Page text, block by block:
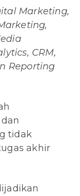
Marketing,
CRM,
Reporting
tidak
akhir